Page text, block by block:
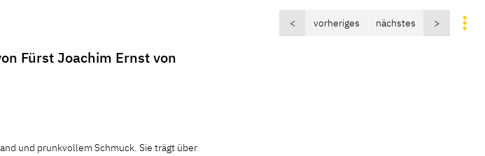
< vorheriges nächstes >
Fürst Joachim Ernst von
und prunkvollem Schmuck. Sie trägt über